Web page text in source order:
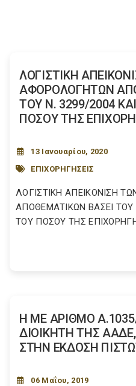
ΛΟΓΙΣΤΙΚΗ
ΑΦΟΡΟΛΟΓΗΤΩΝ
ΤΟΥ N. 3299/2004
ΠΟΣΟΥ ΤΗΣ
13 Ιανουαρίου, 2020
ΕΠΙΧΟΡΗΓΗΣΕΙΣ
ΛΟΓΙΣΤΙΚΗ ΑΠΕΙΚΟΝΙΣΗ
ΑΠΟΘΕΜΑΤΙΚΩΝ ΒΑΣΕΙ ΤΟΥ
ΤΟΥ ΠΟΣΟΥ ΤΗΣ
Η ΜΕ ΑΡΙΘΜΟ
ΔΙΟΙΚΗΤΗ ΤΗΣ
ΣΤΗΝ ΕΚΔΟΣΗ
06 Μαΐου, 2019